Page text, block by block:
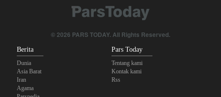
Brigjen Akrami Nia: Artesh dalam Kondisi Siaga Penuh
Sanders: Trump Berbahaya Seret AS dalam Perang yang
© 2026 PARS TODAY. All Rights Reserved.
Berita
Dunia
Asia Barat
Iran
Agama
Pars Today
Tentang kami
Kontak kami
Rss